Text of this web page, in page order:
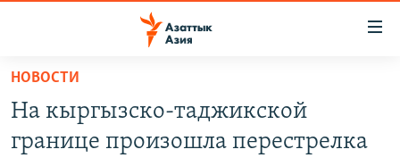
Вернуться
основному
содержанию
Вернутся
КАЗАХСТАН
НОВОСТИ
ВОЙНА В УКРАИНЕ
НОВОСТИ
На кыргызско-таджикской
границе произошла перестрелка